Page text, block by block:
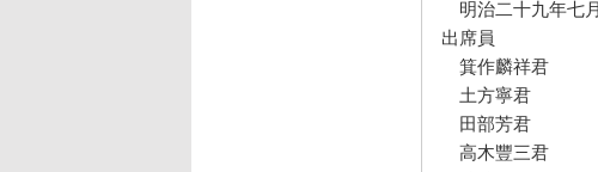
明治二十九年七
出席員
箕作麟祥君
土方寧君
田部芳君
高木豐三君